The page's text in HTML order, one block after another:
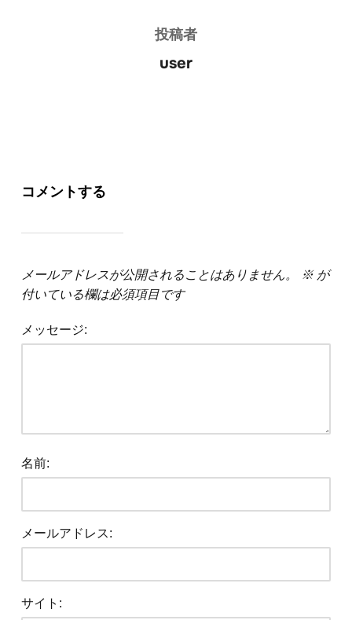
投稿者
user
コメントする
メールアドレスが公開されることはありません。 ※ が
付いている欄は必須項目です
メッセージ:
名前:
メールアドレス:
サイト: